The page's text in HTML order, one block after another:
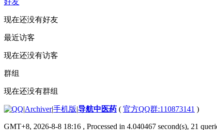
现在还没有好友
最近访客
现在还没有访客
群组
现在还没有群组
|Archiver|手机版|导航中医药 ( 官方QQ群:110873141 )
GMT+8, 2026-8-8 18:16 , Processed in 4.040467 second(s), 21